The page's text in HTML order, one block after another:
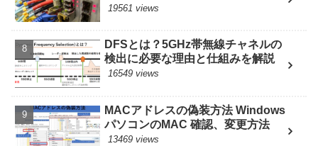
19561 views
DFSとは？5GHz帯無線チャネルの
検出に必要な理由と仕組みを解説
16549 views
MACアドレスの偽装方法 Windows
パソコンのMAC 確認、変更方法
13469 views